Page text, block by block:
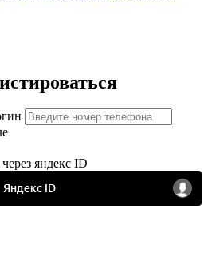
яндекс ID